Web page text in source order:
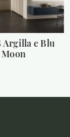
Argilla e Blu
Moon